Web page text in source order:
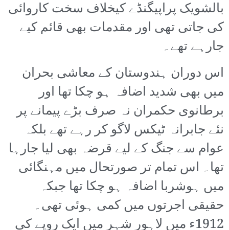
بالشویک پراپیگنڈے کیخلاف سخت کاروائی
کی جاتی تھی اور مقدمات بھی قائم کیے
جارہے تھے۔
اس دوران ہندوستان کے معاشی بحران
میں بھی شدید اضافہ ہو چکا تھا اور
برطانوی حکمران نہ صرف بڑے پیمانے پر
نئے جابرانہ ٹیکس لاگو کر رہے تھے بلکہ
عوام سے جنگ کے لیے قرضہ بھی لیا جارہا
تھا۔ اس تمام تر صورتحال میں مہنگائی
میں ہوشربا اضافہ ہو چکا تھا جبکہ
حقیقی اجرتوں میں کمی ہوئی تھی۔
1912ء میں لاہور شہر میں ایک روپے کی